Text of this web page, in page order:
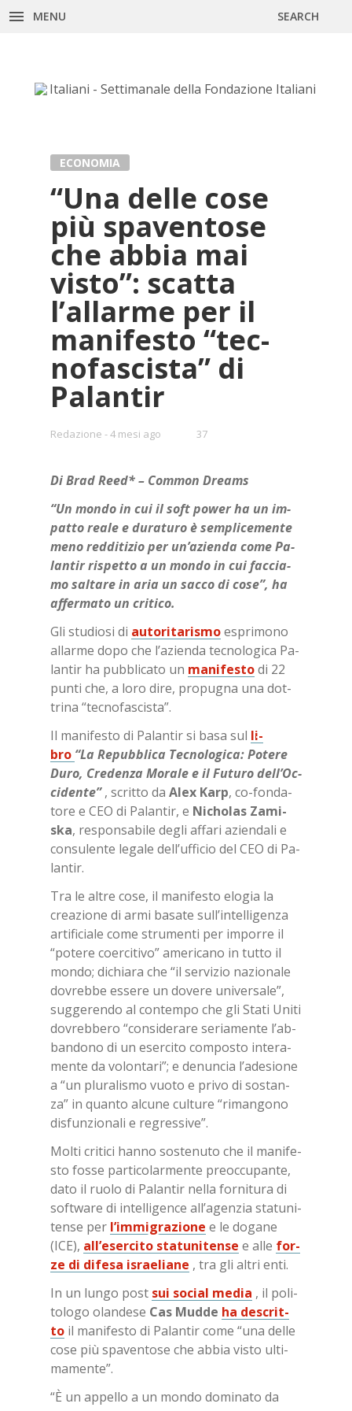
MENU SEARCH
ECONOMIA
“Una del­le cose
più spa­ven­to­se
che ab­bia mai
vi­sto”: scat­ta
l’al­lar­me per il
ma­ni­fe­sto “tec­
no­fa­sci­sta” di
Pa­lan­tir
Redazione 4 mesi ago
•
37
Di Brad Reed* – Com­mon Dreams
“Un mon­do in cui il soft po­wer ha un im­
pat­to rea­le e du­ra­tu­ro è sem­pli­ce­men­te
meno red­di­ti­zio per un’a­zien­da come Pa­
lan­tir ri­spet­to a un mon­do in cui fac­cia­
mo sal­ta­re in aria un sac­co di cose”, ha
af­fer­ma­to un cri­ti­co.
Gli stu­dio­si di au­to­ri­ta­ri­smoespri­mo­no
al­lar­me dopo che l’a­zien­da tec­no­lo­gi­ca Pa­
lan­tir ha pub­bli­ca­to un ma­ni­fe­stodi 22
pun­ti che, a loro dire, pro­pu­gna una dot­
tri­na “tec­no­fa­sci­sta”.
Il ma­ni­fe­sto di Pa­lan­tir si basa sul li­
bro “La Re­pub­bli­ca Tec­no­lo­gi­ca: Po­te­re
Duro, Cre­den­za Mo­ra­le e il Fu­tu­ro del­l’Oc­
ci­den­te”, scrit­to da Alex Karp, co-fon­da­
to­re e CEO di Pa­lan­tir, e Ni­cho­las Za­mi­
ska, re­spon­sa­bi­le de­gli af­fa­ri azien­da­li e
con­su­len­te le­ga­le del­l’uf­fi­cio del CEO di Pa­
lan­tir.
Tra le al­tre cose, il ma­ni­fe­sto elo­gia la
crea­zio­ne di armi ba­sa­te sul­l’in­tel­li­gen­za
ar­ti­fi­cia­le come stru­men­ti per im­por­re il
“po­te­re coer­ci­ti­vo” ame­ri­ca­no in tut­to il
mon­do; di­chia­ra che “il ser­vi­zio na­zio­na­le
do­vreb­be es­se­re un do­ve­re uni­ver­sa­le”,
sug­ge­ren­do al con­tem­po che gli Sta­ti Uni­ti
do­vreb­be­ro “con­si­de­ra­re se­ria­men­te l’ab­
ban­do­no di un eser­ci­to com­po­sto in­te­ra­
men­te da vo­lon­ta­ri”; e de­nun­cia l’a­de­sio­ne
a “un plu­ra­li­smo vuo­to e pri­vo di so­stan­
za” in quan­to al­cu­ne cul­tu­re “ri­man­go­no
di­sfun­zio­na­li e re­gres­si­ve”.
Mol­ti cri­ti­ci han­no so­ste­nu­to che il ma­ni­fe­
sto fos­se par­ti­co­lar­men­te pre­oc­cu­pan­te,
dato il ruo­lo di Pa­lan­tir nel­la for­ni­tu­ra di
soft­ware di in­tel­li­gen­ce al­l’a­gen­zia sta­tu­ni­
ten­se per l’im­mi­gra­zio­ne e le do­ga­ne
(ICE), al­l’e­ser­ci­to sta­tu­ni­ten­se e alle for­
ze di di­fe­sa israe­lia­ne , tra gli al­tri enti.
In un lun­go post sui so­cial me­dia , il po­li­
to­lo­go olan­de­se Cas Mud­de ha de­scrit­
to il ma­ni­fe­sto di Pa­lan­tir come “una del­le
cose più spa­ven­to­se che ab­bia vi­sto ul­ti­
ma­men­te”.
“È un ap­pel­lo a un mon­do do­mi­na­to da